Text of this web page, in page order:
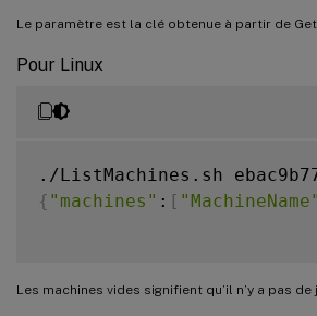
Le paramètre est la clé obtenue à partir de
Pour Linux
{ "machines" : [ "MachineName"
Les machines vides signifient qu’il n’y a pas de